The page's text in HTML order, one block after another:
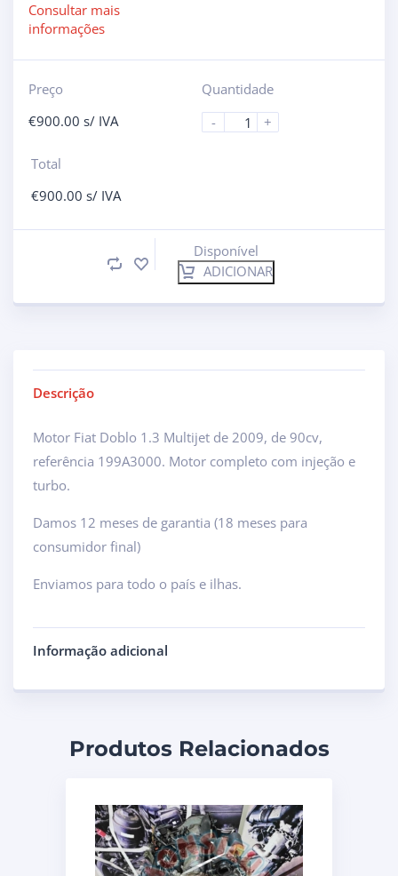
Consultar mais
informações
Preço
€900.00 s/ IVA
Quantidade
-
+
Total
€900.00 s/ IVA
Disponível
ADICIONAR
Descrição
Motor Fiat Doblo 1.3 Multijet de 2009, de 90cv,
referência 199A3000. Motor completo com injeção e
turbo.
Damos 12 meses de garantia (18 meses para
consumidor final)
Enviamos para todo o país e ilhas.
Informação adicional
Produtos Relacionados